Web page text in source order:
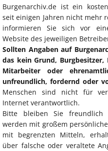
Burgenarchiv.de ist ein
seit einigen Jahren nicht mehr
informieren Sie sich vor
Website des jeweiligen
Sollten Angaben auf
das kein Grund,
Mitarbeiter oder
unfreundlich, fordernd oder
Menschen sind nicht für
Internet verantwortlich.
Bitte bleiben Sie freundlich
werden mit großem
mit begrenzten Mitteln,
über falsche oder veraltete